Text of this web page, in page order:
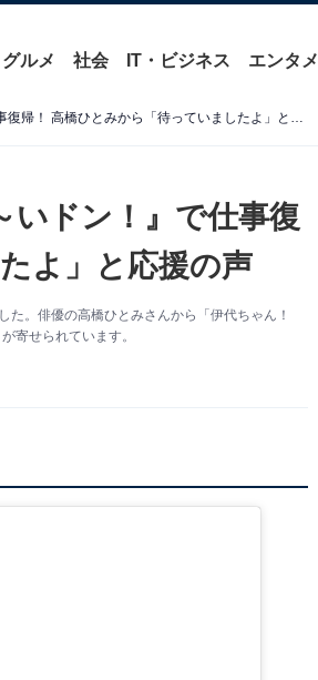
グルメ 社会 IT・ビジネス エンタメ
療養中の松本伊代、関西テレビ『よ～いドン！』で仕事復帰！ 高橋ひとみから「待っていましたよ」と応援の声
いドン！』で仕事復
よ」と応援の声
た。俳優の高橋ひとみさんから「伊代ちゃん！
寄せられています。